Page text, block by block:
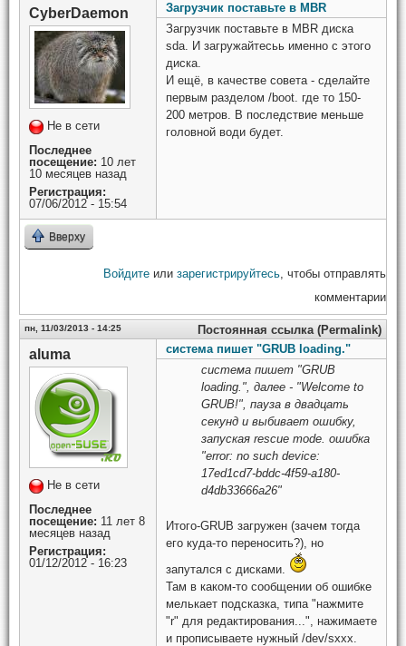
CyberDaemon
Не в сети
Последнее
посещение: 10 лет
10 месяцев назад
Регистрация:
07/06/2012 - 15:54
Загрузчик поставьте в MBR
Загрузчик поставьте в MBR диска
sda. И загружайтесьь именно с этого
диска.
И ещё, в качестве совета - сделайте
первым разделом /boot. где то 150-
200 метров. В последствие меньше
головной води будет.
Вверху
Войдите или зарегистрируйтесь, чтобы отправлять
комментарии
пн, 11/03/2013 - 14:25 Постоянная ссылка (Permalink)
aluma
Не в сети
Последнее
посещение: 11 лет 8
месяцев назад
Регистрация:
01/12/2012 - 16:23
система пишет "GRUB loading."
система пишет "GRUB
loading.", далее - "Welcome to
GRUB!", пауза в двадцать
секунд и выбивает ошибку,
запуская rescue mode. ошибка
"error: no such device:
17ed1cd7-bddc-4f59-a180-
d4db33666a26"
Итого-GRUB загружен (зачем тогда
его куда-то переносить?), но
запутался с дисками.
Там в каком-то сообщении об ошибке
мелькает подсказка, типа "нажмите
"r" для редактирования...", нажимаете
и прописываете нужный /dev/sxxx.